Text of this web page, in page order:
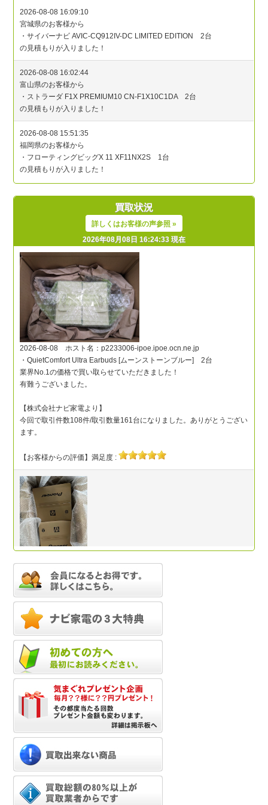
買取状況
詳しくはお客様の声参照 »
2026年08月08日 16:24:33 現在